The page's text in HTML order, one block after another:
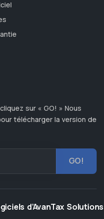
sur « GO! » Nous
télécharger la version de
d’AvanTax Solutions